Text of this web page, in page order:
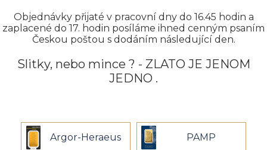
Objednávky přijaté v pracovní dny do 16.45 hodin a
zaplacené do 17. hodin posíláme ihned cenným psaním
Českou poštou s dodáním následující den.
Slitky, nebo mince ? - ZLATO JE JENOM
JEDNO .
Argor-Heraeus PAMP